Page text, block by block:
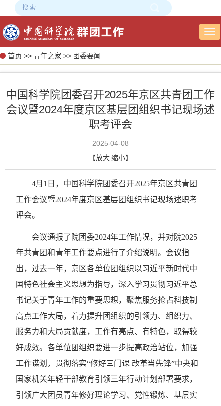
首页 >> 青年之家 >> 团委要闻
中国科学院团委召开2025年京区共青团工作
会议暨2024年度京区基层团组织书记现场述
职考评会
2025-04-08
【放大 缩小】
4月1日，中国科学院团委召开2025年京区共青团
工作会议暨2024年度京区基层团组织书记现场述职考
评会。
会议通报了院团委2024年工作情况，并对院2025
年共青团和青年工作要点进行了介绍说明。会议指
出，过去一年，京区各单位团组织以习近平新时代中
国特色社会主义思想为指导，深入学习贯彻习近平总
书记关于青年工作的重要思想，聚焦服务抢占科技制
高点工作大局，着力提升团组织的引领力、组织力、
服务力和大局贡献度，工作有亮点、有特色，取得较
好成效。各单位团组织要进一步提高政治站位，加强
工作谋划，贯彻落实“修好三门课 改革当先锋”中央和
国家机关年轻干部教育引领三年行动计划部署要求，
引领广大团员青年修好理论学习、党性锻炼、基层实